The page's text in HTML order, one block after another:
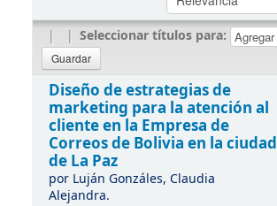
| | Seleccionar títulos para:
Diseño de estrategias de
marketing para la atención al
cliente en la Empresa de
Correos de Bolivia en la ciudad
de La Paz
por Luján Gonzáles, Claudia
Alejandra.